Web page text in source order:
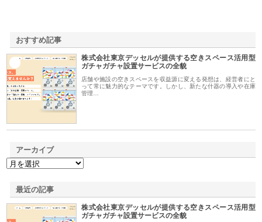
おすすめ記事
株式会社東京デッセルが提供する空きスペース活用型
ガチャガチャ設置サービスの全貌
店舗や施設の空きスペースを収益源に変える発想は、経営者にと
って常に魅力的なテーマです。しかし、新たな什器の導入や在庫
管理…
アーカイブ
最近の記事
株式会社東京デッセルが提供する空きスペース活用型
ガチャガチャ設置サービスの全貌